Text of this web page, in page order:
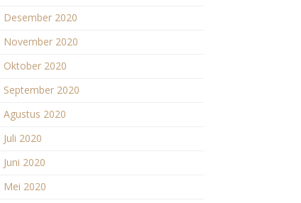
Desember 2020
November 2020
Oktober 2020
September 2020
Agustus 2020
Juli 2020
Juni 2020
Mei 2020